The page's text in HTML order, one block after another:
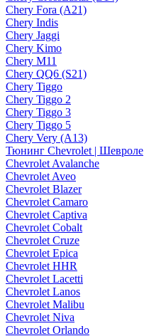
Chery Fora (A21)
Chery Indis
Chery Jaggi
Chery Kimo
Chery M11
Chery QQ6 (S21)
Chery Tiggo
Chery Tiggo 2
Chery Tiggo 3
Chery Tiggo 5
Chery Very (A13)
Тюнинг Chevrolet | Шевроле
Chevrolet Avalanche
Chevrolet Aveo
Chevrolet Blazer
Chevrolet Camaro
Chevrolet Captiva
Chevrolet Cobalt
Chevrolet Cruze
Chevrolet Epica
Chevrolet HHR
Chevrolet Lacetti
Chevrolet Lanos
Chevrolet Malibu
Chevrolet Niva
Chevrolet Orlando